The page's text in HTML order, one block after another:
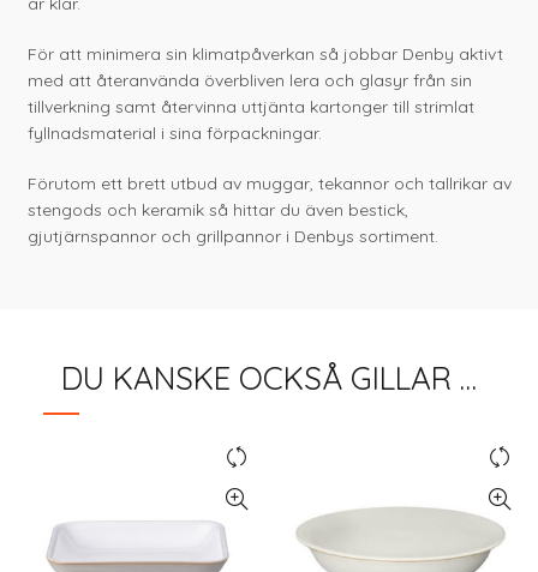
För att minimera sin klimatpåverkan så jobbar Denby aktivt
med att återanvända överbliven lera och glasyr från sin
tillverkning samt återvinna uttjänta kartonger till strimlat
fyllnadsmaterial i sina förpackningar.
Förutom ett brett utbud av muggar, tekannor och tallrikar av
stengods och keramik så hittar du även bestick,
gjutjärnspannor och grillpannor i Denbys sortiment.
DU KANSKE OCKSÅ GILLAR …